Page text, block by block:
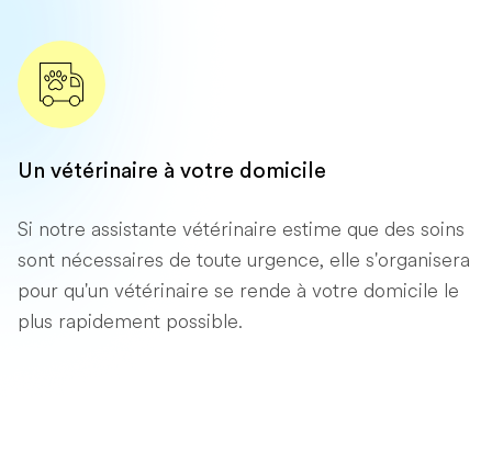
Un vétérinaire à votre domicile
Si notre assistante vétérinaire estime que des soins
sont nécessaires de toute urgence, elle s'organisera
pour qu'un vétérinaire se rende à votre domicile le
plus rapidement possible.